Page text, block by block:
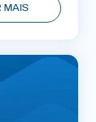
MAIS